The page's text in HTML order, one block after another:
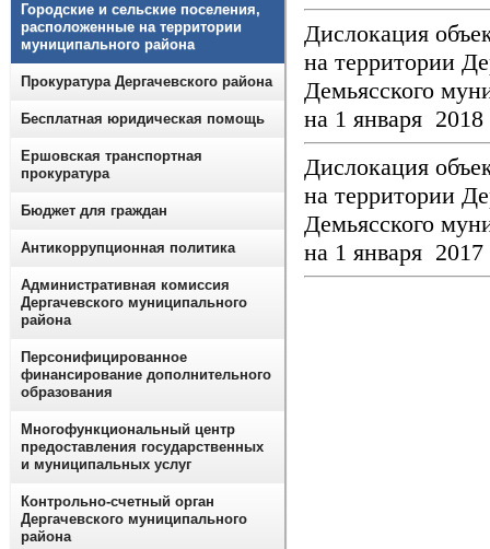
Дислокация
на территории
Демьясского
на 1 января 2018
Дислокация
на территории
Демьясского
на 1 января 2017
Городские и сельские поселения,
расположенные на территории
муниципального района
Прокуратура Дергачевского района
Бесплатная юридическая помощь
Ершовская транспортная
прокуратура
Бюджет для граждан
Антикоррупционная политика
Административная комиссия
Дергачевского муниципального
района
Персонифицированное
финансирование дополнительного
образования
Многофункциональный центр
предоставления государственных
и муниципальных услуг
Контрольно-счетный орган
Дергачевского муниципального
района